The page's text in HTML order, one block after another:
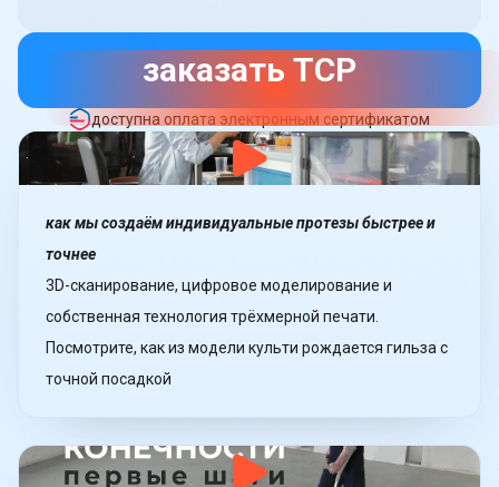
заказать ТСР
доступна оплата электронным сертификатом
как мы создаём индивидуальные протезы быстрее и
точнее
3D-сканирование, цифровое моделирование и
собственная технология трёхмерной печати.
Посмотрите, как из модели культи рождается гильза с
точной посадкой